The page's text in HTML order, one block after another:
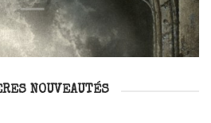
NOUVEAUTÉS